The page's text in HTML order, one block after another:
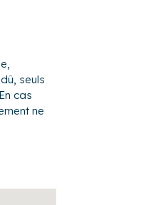
une
un
et
seuls
cas
ne